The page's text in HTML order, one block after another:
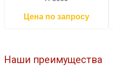
Цена по запросу
Наши преимущества